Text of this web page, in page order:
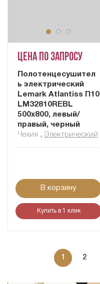
Цена по запросу
Полотенцесушител
ь электрический
Lemark Atlantiss П10
LM32810REBL
500x800, левый/
правый, черный
Чехия , Электрический
В корзину
Купить в 1 клик
1 2